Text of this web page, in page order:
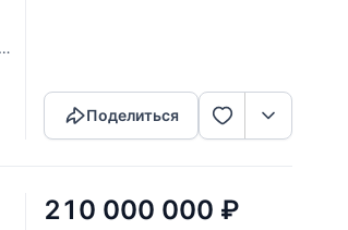
Поделиться
210 000 000 ₽